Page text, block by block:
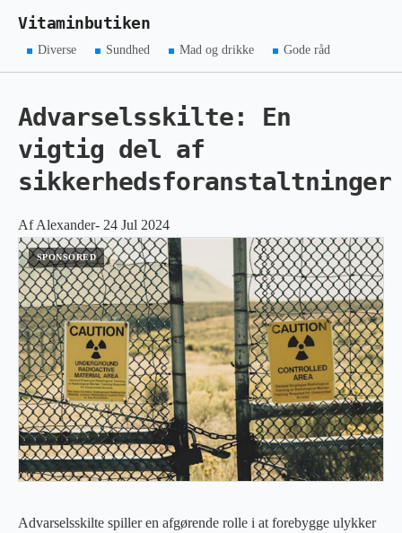
Vitaminbutiken
Diverse Sundhed Mad og drikke Gode råd
Advarselsskilte: En
vigtig del af
sikkerhedsforanstaltninger
Af Alexander- 24 Jul 2024
Advarselsskilte spiller en afgørende rolle i at forebygge ulykker